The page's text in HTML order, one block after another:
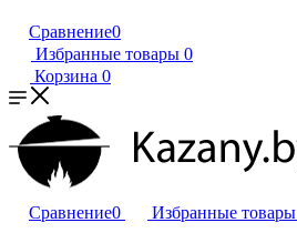
Сравнение0
Избранные товары 0
Корзина 0
Сравнение0 Избранные товары